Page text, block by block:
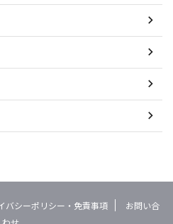
バシーポリシー・免責事項
お問い合